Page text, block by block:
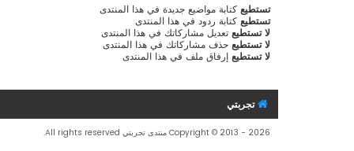
تستطيع كتابة مواضيع جديدة في هذا المنتدى
تستطيع كتابة ردود في هذا المنتدى
لا تستطيع تعديل مشاركاتك في هذا المنتدى
لا تستطيع حذف مشاركاتك في هذا المنتدى
لا تستطيع إرفاق ملف في هذا المنتدى
تجربتي
Copyright © 2013 - 2026 منتدى تجربتي All rights reserved.